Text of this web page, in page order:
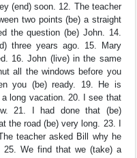
(end) soon. 12. The teacher
two points (be) a straight
the question (be) John. 14.
three years ago. 15. Mary
16. John (live) in the same
all the windows before you
you (be) ready. 19. He is
long vacation. 20. I see that
21. I had done that (be)
the road (be) very long. 23. I
teacher asked Bill why he
We find that we (take) a